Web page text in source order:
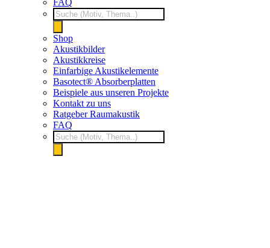
FAQ
Products
search
Shop
Akustikbilder
Akustikkreise
Einfarbige Akustikelemente
Basotect® Absorberplatten
Beispiele aus unseren Projekte
Kontakt zu uns
Ratgeber Raumakustik
FAQ
Products
search